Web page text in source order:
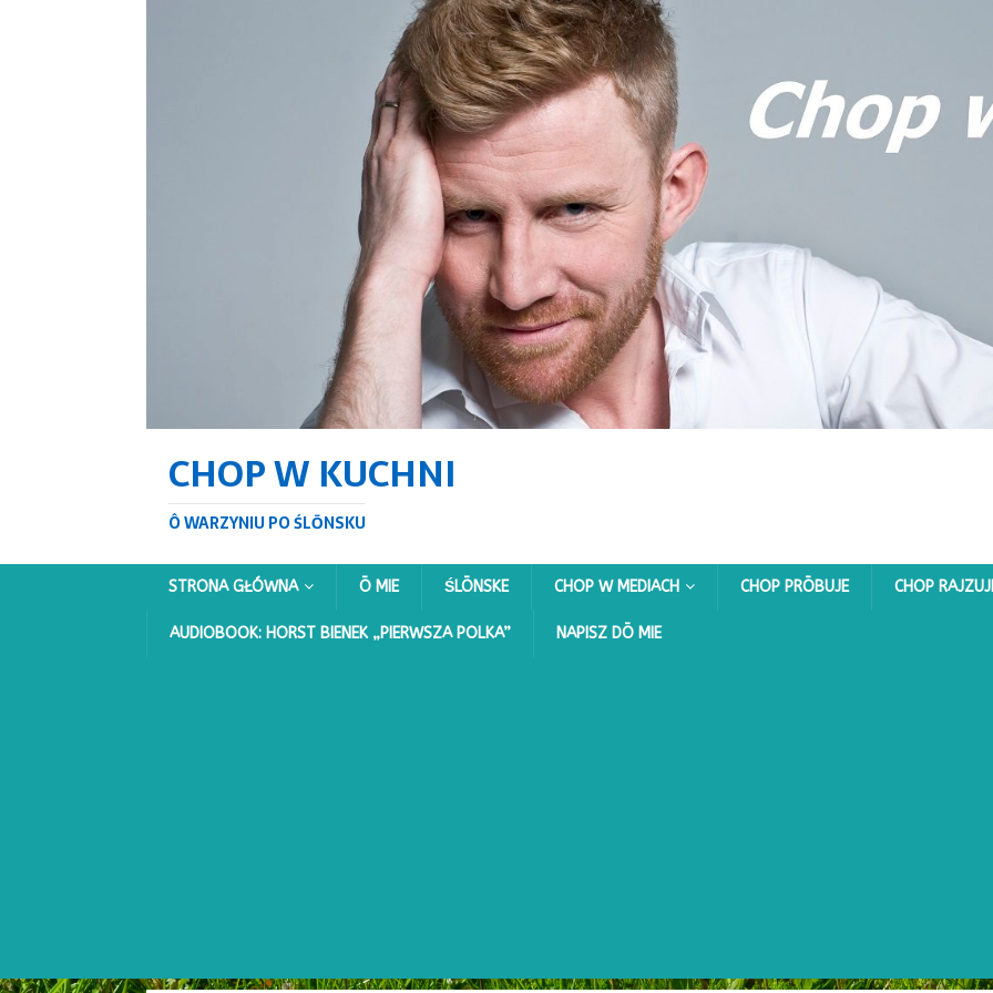
CHOP W KUCHNI
Ô WARZYNIU PO ŚLŌNSKU
STRONA GŁÓWNA Ō MIE ŚLŌNSKE CHOP W MEDIACH CHOP PRŌBUJE CHOP
AUDIOBOOK: HORST BIENEK „PIERWSZA POLKA” NAPISZ DŌ MIE